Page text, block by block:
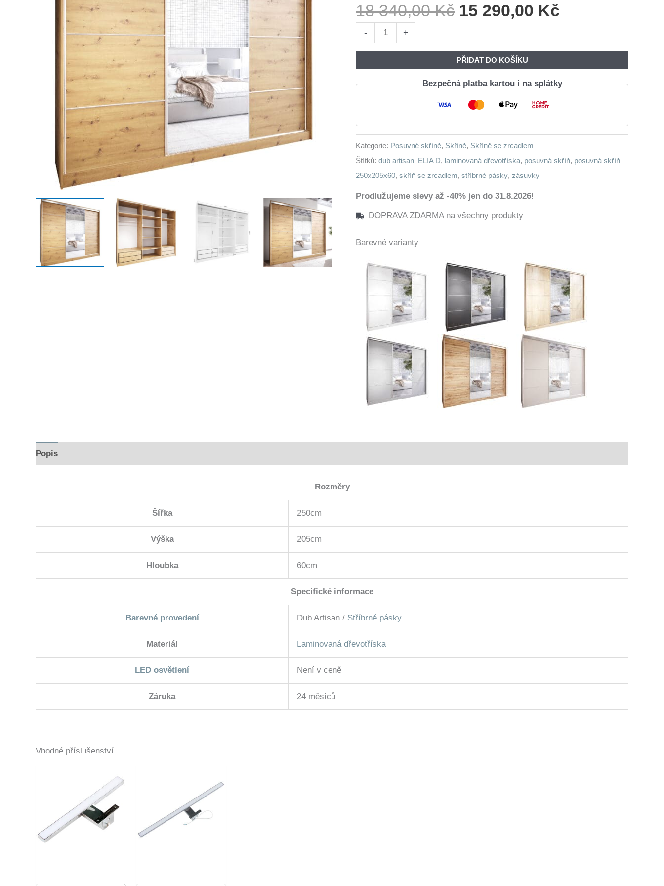
18 340,00Kč Původní
18
340,00 Kč.
15 290,00 Kč
290,00 Kč.
-
se
250
dub
artisan
množství
+
PŘIDAT DO KOŠÍKU
Bezpečná platba kartou i na splátky
Kategorie: Posuvné skříně, Skříně, Skříně se zrcadlem
Štítků: dub artisan, ELIA D, laminovaná dřevotříska, posuvná skříň, posuvná skříň
250x205x60, skříň se zrcadlem, stříbrné pásky, zásuvky
Prodlužujeme slevy až -40% jen do 31.8.2026!
DOPRAVA ZDARMA na všechny produkty
Barevné varianty
Popis
Rozměry
Šířka 250cm
Výška 205cm
Hloubka 60cm
Specifické informace
Barevné provedení Dub Artisan / Stříbrné pásky
Materiál Laminovaná dřevotříska
LED osvětlení Není v ceně
Záruka 24 měsíců
Vhodné příslušenství